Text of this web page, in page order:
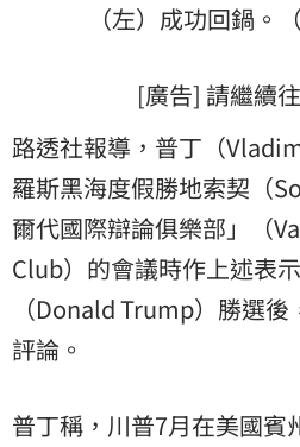
（左）成功回鍋。
[廣告] 請繼續
路透社報導，普丁（
羅斯黑海度假勝地索契（
爾代國際辯論俱樂部」（
Club）的會議時作上述表
（Donald Trump）勝選
評論。
普丁稱，川普7月在美國賓